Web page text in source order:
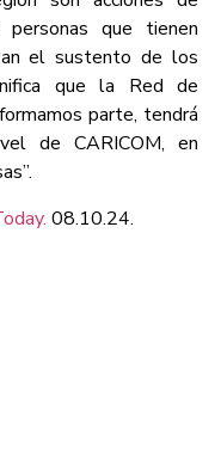
que tienen
el sustento de los
que la Red de
parte, tendrá
de CARICOM, en
08.10.24.